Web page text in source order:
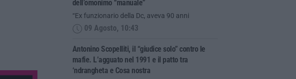
dell’omonimo “manuale”
“Ex funzionario della Dc, aveva 90 anni
09 Agosto, 10:43
Antonino Scopelliti, il “giudice solo” contro le
mafie. L’agguato nel 1991 e il patto tra
‘ndrangheta e Cosa nostra